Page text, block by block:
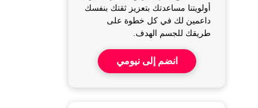
أولويتنا مساعدتك بتعزيز ثقتك بنفسك
داعمين لك في كل خطوة على
طريقك للجسم الهدف.
انضم إلى نيومي